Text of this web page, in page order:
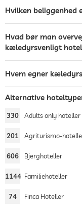
Hvilken beliggenhed
Hvad bør man
kæledyrsvenligt
Hvem egner
Alternative
330 Adults only hoteller
201 Agriturismo-
606 Bjerghoteller
1144 Familiehoteller
74 Finca Hoteller